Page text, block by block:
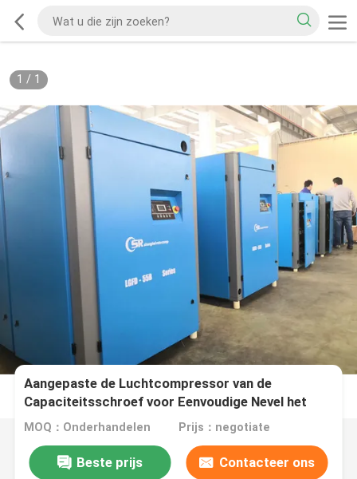
1 / 1
Aangepaste de Luchtcompressor van de
Capaciteitsschroef voor Eenvoudige Nevel het
Schilderen Cyclus Met lange levensuur
MOQ：Onderhandelen Prijs：negotiate
Beste prijs Contacteer ons